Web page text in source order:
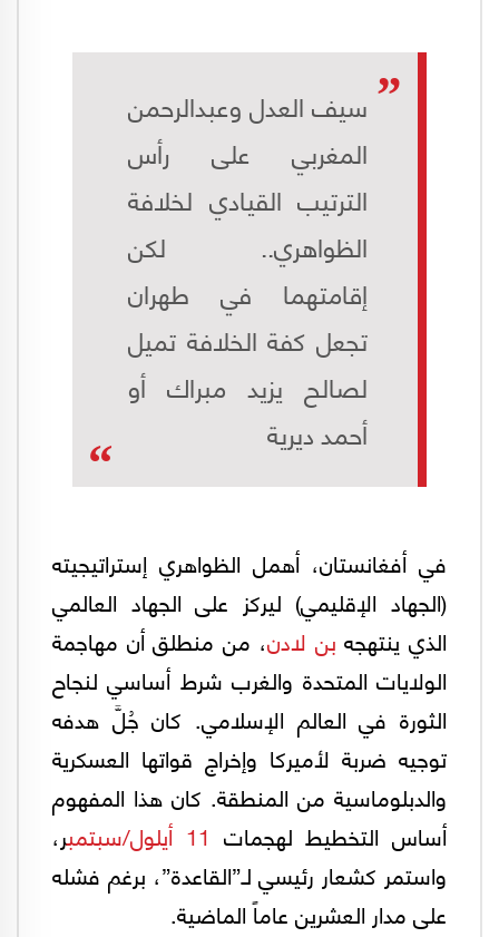
سيف العدل وعبدالرحمن
المغربي على رأس
الترتيب القيادي لخلافة
الظواهري.. لكن
إقامتهما في طهران
تجعل كفة الخلافة تميل
لصالح يزيد مبراك أو
أحمد ديرية
في أفغانستان، أهمل الظواهري إستراتيجيته
(الجهاد الإقليمي) ليركز على الجهاد العالمي
الذي ينتهجه بن لادن، من منطلق أن مهاجمة
الولايات المتحدة والغرب شرط أساسي لنجاح
الثورة في العالم الإسلامي. كان جُلَّ هدفه
توجيه ضربة لأميركا وإخراج قواتها العسكرية
والدبلوماسية من المنطقة. كان هذا المفهوم
أساس التخطيط لهجمات 11 أيلول/سبتمب
ر،
واستمر كشعار رئيسي لـ”القاعدة”، برغم فشله
على مدار العشرين عاماً الماضية.